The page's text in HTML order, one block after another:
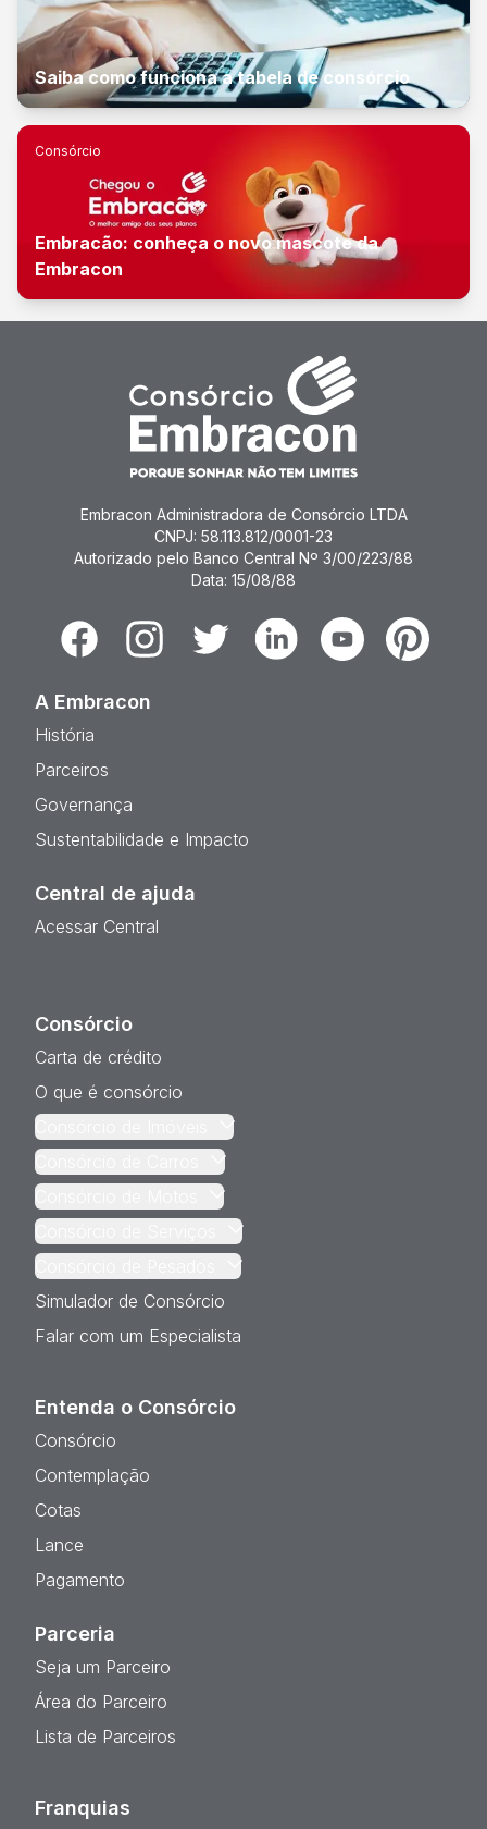
Saiba como funciona a tabela de consórcio
Consórcio
Embracão: conheça o novo mascote da
Embracon
Embracon Administradora de Consórcio LTDA
CNPJ: 58.113.812/0001-23
Autorizado pelo Banco Central Nº 3/00/223/88
Data: 15/08/88
FacebookInstagramTwitter LinkedinYoutubePinterest
A Embracon
História
Parceiros
Governança
Sustentabilidade e Impacto
Central de ajuda
Acessar Central
Consórcio
Carta de crédito
O que é consórcio
Simulador de Consórcio
Falar com um Especialista
Entenda o Consórcio
Consórcio
Contemplação
Cotas
Lance
Pagamento
Parceria
Seja um Parceiro
Área do Parceiro
Lista de Parceiros
Franquias